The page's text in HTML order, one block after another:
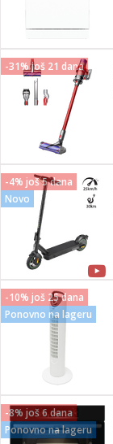
Vitrine
Sušilica
/ Zdravlje
za kosu
brijanje
tuš
-31% još 21 dana
-4% još 5 dana
Novo
-10% još 25 dana
Ponovno na lageru
-8% još 6 dana
Ponovno na lageru